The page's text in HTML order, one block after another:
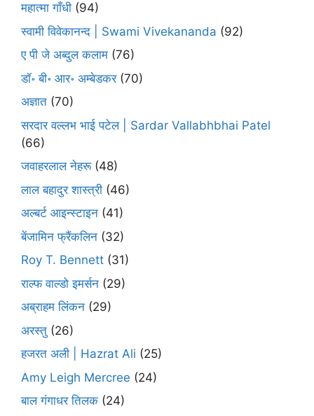
महात्मा गाँधी (94)
स्वामी विवेकानन्द | Swami Vivekananda (92)
ए पी जे अब्दुल कलाम (76)
डॉ॰ बी॰ आर॰ अम्बेडकर(70)
अज्ञात (70)
सरदार वल्लभ भाई पटेल | Sardar Vallabhbhai Patel
(66)
जवाहरलाल नेहरू(48)
लाल बहादुर शास्त्री (46)
अल्बर्ट आइन्स्टाइन (41)
बेंजामिन फ्रैंकलिन (32)
Roy T. Bennett (31)
राल्फ वाल्डो इमर्सन (29)
अब्राहम लिंकन (29)
अरस्तु (26)
हजरत अली | Hazrat Ali (25)
Amy Leigh Mercree (24)
बाल गंगाधर तिलक (24)